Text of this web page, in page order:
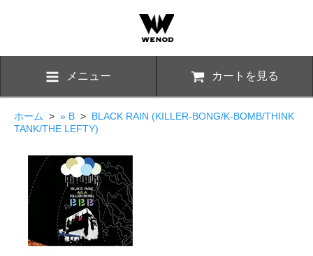
メニュー カートを見る
ホーム > » B > BLACK RAIN (KILLER-BONG/K-BOMB/THINK
TANK/THE LEFTY)